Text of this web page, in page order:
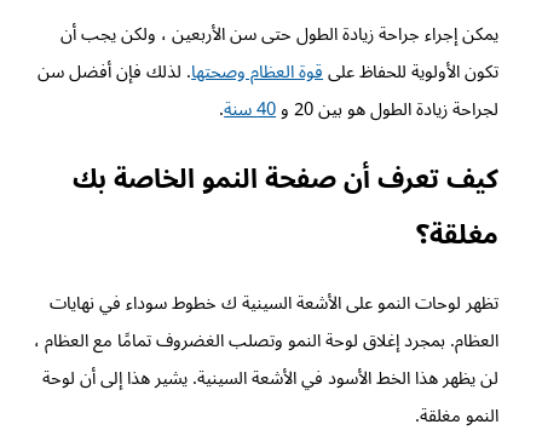
يمكن إجراء جراحة زيادة الطول حتى سن الأربعين ، ولكن يجب أن
تكون الأولوية للحفاظ علىقوة العظام وصحتها. لذلك فإن أفضل سن
لجراحة زيادة الطول هو بين 20 و
40 سنة .
كيف تعرف أن صفحة النمو الخاصة بك
مغلقة؟
تظهر لوحات النمو على الأشعة السينية ك خطوط سوداء في نهايات
العظام. بمجرد إغلاق لوحة النمو وتصلب الغضروف تمامًا مع العظام ،
لن يظهر هذا الخط الأسود في الأشعة السينية. يشير هذا إلى أن لوحة
النمو مغلقة.